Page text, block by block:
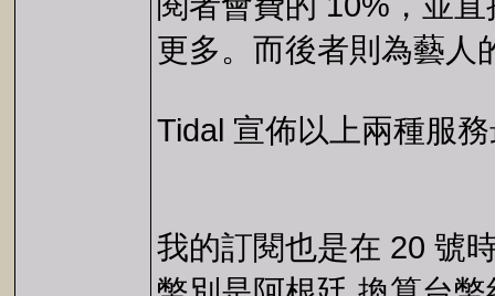
更多。而後者則為藝人
Tidal 宣佈以上兩種服
我的訂閱也是在 20 號